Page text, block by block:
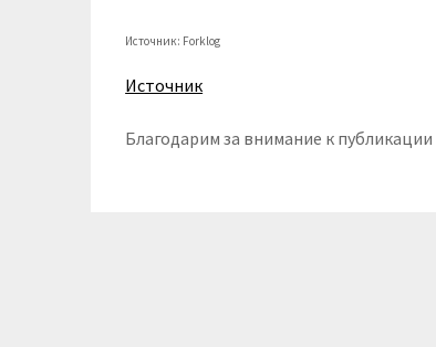
Источник: Forklog
Источник
Благодарим за внимание к публикации